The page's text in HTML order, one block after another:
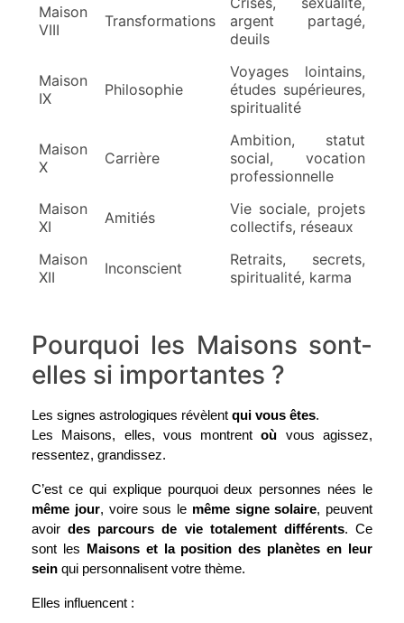
Maison
VIII
Transformations
argent partagé,
deuils
Maison
IX
Philosophie
Voyages lointains,
études supérieures,
spiritualité
Maison
X
Carrière
Ambition, statut
social, vocation
professionnelle
Maison
XI
Amitiés
Vie sociale, projets
collectifs, réseaux
Maison
XII
Inconscient
Retraits, secrets,
spiritualité, karma
Pourquoi les Maisons sont-
elles si importantes ?
Les signes astrologiques révèlent qui vous êtes.
Les Maisons, elles, vous montrent où vous agissez,
ressentez, grandissez.
même jour, voire sous le même signe solaire, peuvent
avoir des parcours de vie totalement différents. Ce
sont les
Maisons et la position des planètes en leur
sein qui personnalisent votre thème.
Elles influencent :